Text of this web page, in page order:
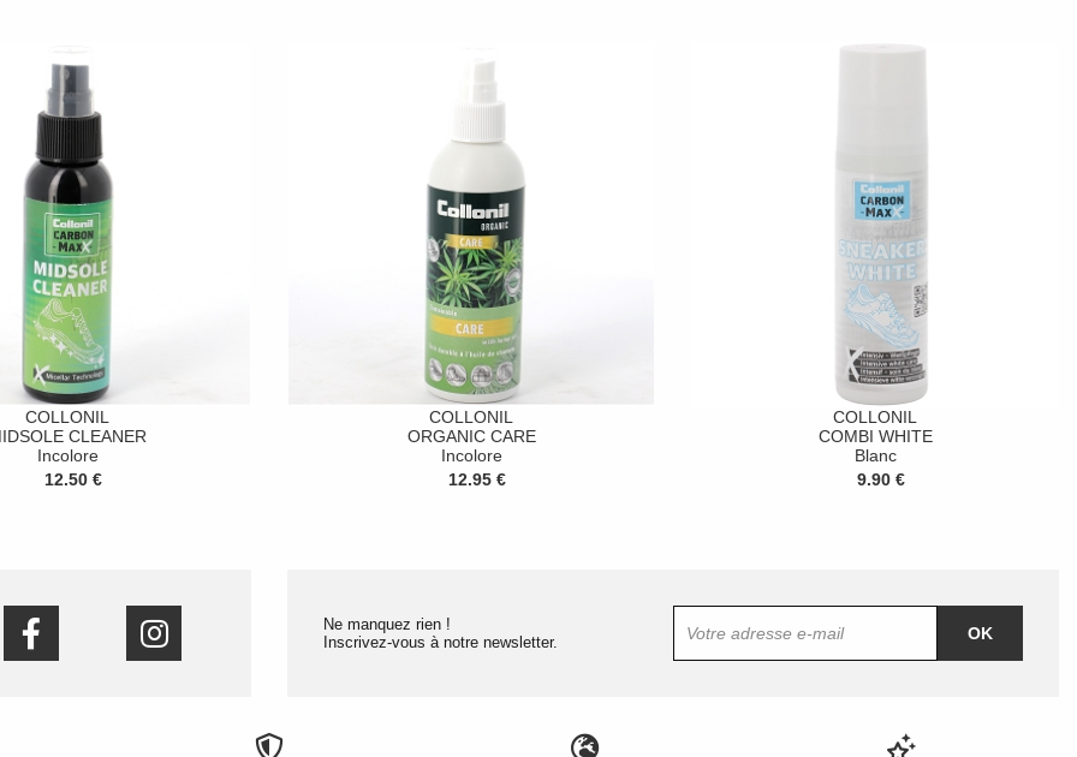
COLLONIL
CLEANER
Incolore
12.50 €
COLLONIL
ORGANIC CARE
Incolore
12.95 €
COLLONIL
COMBI WHITE
Blanc
9.90 €
Ne manquez rien !
Inscrivez-vous à notre newsletter.
OK